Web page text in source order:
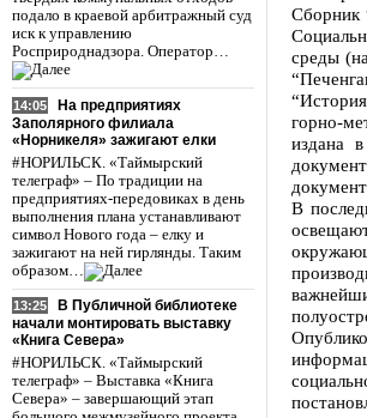
подало в краевой арбитражный суд
иск к управлению
Росприроднадзора. Оператор…
14:05
На предприятиях
Заполярного филиала
«Норникеля» зажигают елки
#НОРИЛЬСК. «Таймырский
телеграф» – По традиции на
предприятиях-передовиках в день
выполнения плана устанавливают
символ Нового года – елку и
зажигают на ней гирлянды. Таким
образом…
13:25
В Публичной библиотеке
начали монтировать выставку
«Книга Севера»
#НОРИЛЬСК. «Таймырский
телеграф» – Выставка «Книга
Севера» – завершающий этап
Сборник
среды
горно-
издана
В